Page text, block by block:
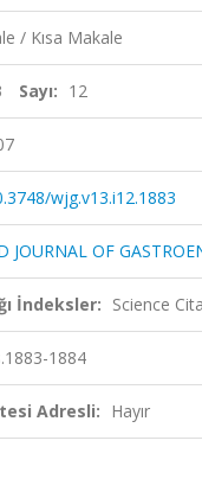
/ Kısa Makale
Sayı: 12
wjg.v13.i12.1883
JOURNAL OF
İndeksler: Science
1884
Adresli: Hayır